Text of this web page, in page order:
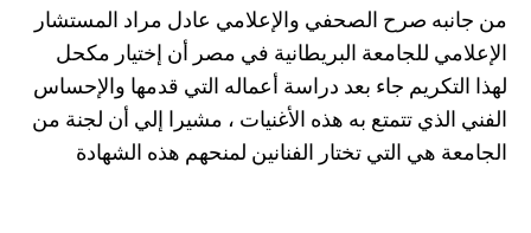
من جانبه صرح الصحفي والإعلامي عادل مراد المستشار
الإعلامي للجامعة البريطانية في مصر أن إختيار مكحل
لهذا التكريم جاء بعد دراسة أعماله التي قدمها والإحساس
الفني الذي تتمتع به هذه الأغنيات ، مشيرا إلي أن لجنة من
الجامعة هي التي تختار الفنانين لمنحهم هذه الشهادة